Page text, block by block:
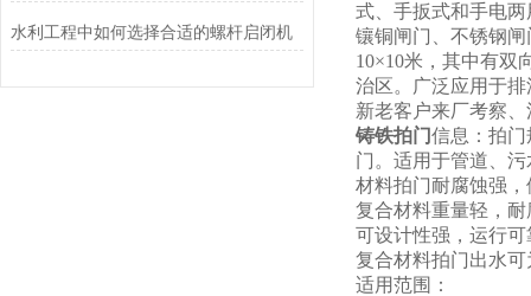
水利工程中如何选择合适的螺杆启闭机
式、手扳式和手电
镶铜闸门、不锈钢
10×10米，其中有双
治区。广泛应用于
新老客户来厂考察
铸铁拍门信息：拍
门。适用于管道、
材料拍门耐腐蚀强
复合材料重量轻，
可设计性强，运行可
复合材料拍门出水
适用范围：